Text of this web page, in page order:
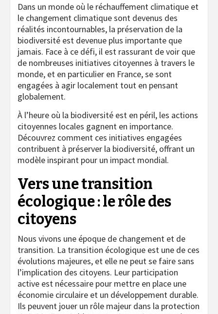
Dans un monde où le réchauffement climatique et
le changement climatique sont devenus des
réalités incontournables, la préservation de la
biodiversité est devenue plus importante que
jamais. Face à ce défi, il est rassurant de voir que
de nombreuses initiatives citoyennes à travers le
monde, et en particulier en France, se sont
engagées à agir localement tout en pensant
globalement.
À l’heure où la biodiversité est en péril, les actions
citoyennes locales gagnent en importance.
Découvrez comment ces initiatives engagées
contribuent à préserver la biodiversité, offrant un
modèle inspirant pour un impact mondial.
Vers une transition
écologique : le rôle des
citoyens
Nous vivons une époque de changement et de
transition. La transition écologique est une de ces
évolutions majeures, et elle ne peut se faire sans
l’implication des citoyens. Leur participation
active est nécessaire pour mettre en place une
économie circulaire et un développement durable.
Ils peuvent jouer un rôle majeur dans la protection